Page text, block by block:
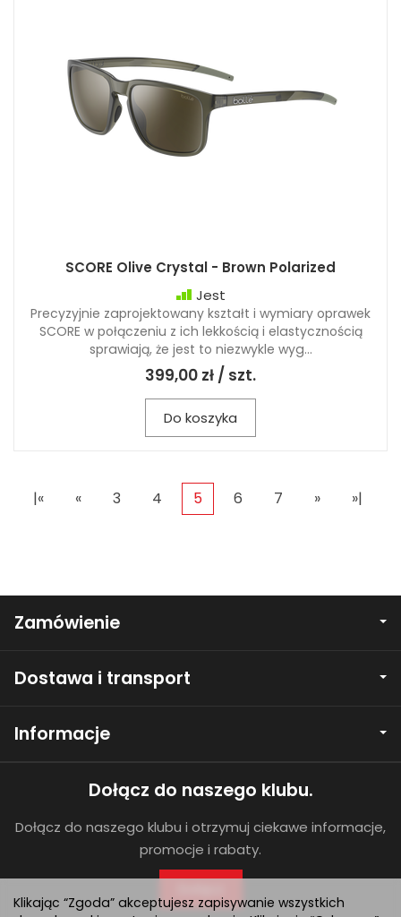
SCORE Olive Crystal - Brown Polarized
Jest
Precyzyjnie zaprojektowany kształt i wymiary oprawek
SCORE w połączeniu z ich lekkością i elastycznością
sprawiają, że jest to niezwykle wyg...
399,00 zł / szt.
Do koszyka
|« « 3 4 5 6 7 » »|
Zamówienie
Dostawa i transport
Informacje
Dołącz do naszego klubu.
Dołącz do naszego klubu i otrzymuj ciekawe informacje,
promocje i rabaty.
Klikając “Zgoda” akceptujesz zapisywanie wszystkich